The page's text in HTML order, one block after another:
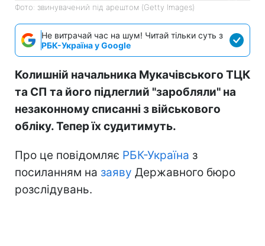
Фото: звинувачений під арештом (Getty Images)
Не витрачай час на шум! Читай тільки суть з
РБК-Україна у Google
Колишній начальника Мукачівського ТЦК
та СП та його підлеглий "заробляли" на
незаконному списанні з військового
обліку. Тепер їх судитимуть.
Про це повідомляє РБК-Україна з
посиланням на заяву Державного бюро
розслідувань.